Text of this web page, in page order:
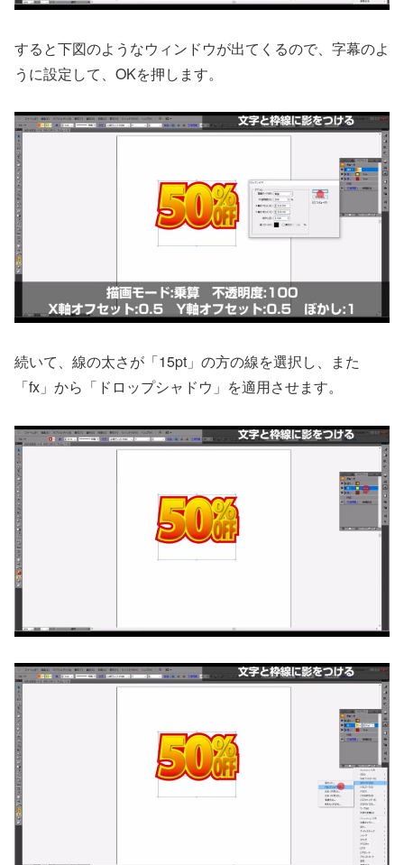
すると下図のようなウィンドウが出てくるので、字幕のよ
うに設定して、OKを押します。
続いて、線の太さが「15pt」の方の線を選択し、また
「fx」から「ドロップシャドウ」を適用させます。